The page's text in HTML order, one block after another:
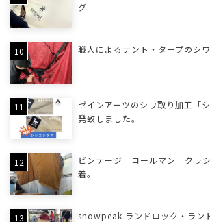
グ
職人によるテント・タープのシ
ゼインアーツのシワ取り加工「
発致しました。
ビンテージ コールマン クラシ
着。
snowpeak ランドロック・ラン